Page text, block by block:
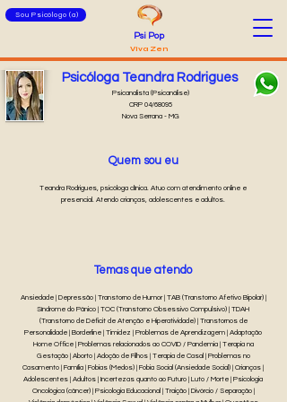
Sou Psicólogo (a)
Psi Pop
Viva Zen
Psicóloga Teandra Rodrigues
CRP 04/68095
Nova Serrana - MG
Psicanalista (Psicanálise)
Quem sou eu
Teandra Rodrigues, psicóloga clínica. Atuo com atendimento online e
presencial. Atendo crianças, adolescentes e adultos.
Temas que atendo
Ansiedade | Depressão | Transtorno de Humor | TAB (Transtorno Afetivo Bipolar) |
Síndrome do Pânico | TOC (Transtorno Obsessivo Compulsivo) | TDAH
(Transtorno de Déficit de Atenção e Hiperatividade) | Transtornos de
Personalidade | Borderline | Timidez | Problemas de Aprendizagem | Adaptação
Home Office | Problemas relacionados ao COVID / Pandemia | Terapia na
Gestação | Aborto | Adoção de Filhos | Terapia de Casal | Problemas no
Casamento | Família | Fobias (Medos) | Fobia Social (Ansiedade Social) | Crianças |
Adolescentes | Adultos | Incertezas quanto ao Futuro | Luto / Morte | Psicologia
Oncológica (câncer) | Psicologia Educacional | Traição | Divórcio / Separação |